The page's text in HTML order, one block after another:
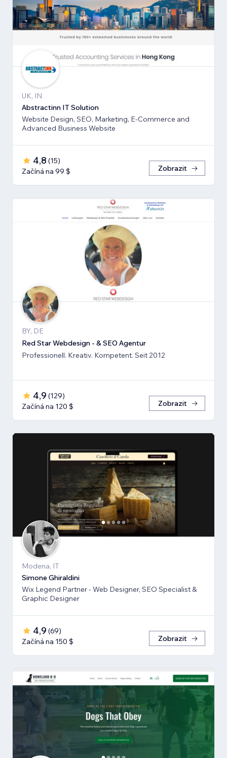
UK, IN
Abstractinn IT Solution
Website Design, SEO, Marketing, E-Commerce and
Advanced Business Website
4,8 (15)
Začíná na 99 $
Zobrazit
BY, DE
Red Star Webdesign - & SEO Agentur
Professionell. Kreativ. Kompetent. Seit 2012
4,9 (129)
Začíná na 120 $
Zobrazit
Modena, IT
Simone Ghiraldini
Wix Legend Partner - Web Designer, SEO Specialist &
Graphic Designer
4,9 (69)
Začíná na 150 $
Zobrazit